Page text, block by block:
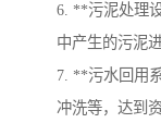
6. **污泥处理
中产生的污泥
7. **污水回用
冲洗等，达到